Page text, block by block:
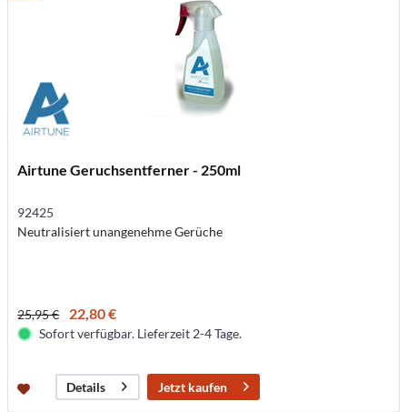
Airtune Geruchsentferner - 250ml
92425
Neutralisiert unangenehme Gerüche
25,95 € 22,80 €
Sofort verfügbar. Lieferzeit 2-4 Tage.
Details Jetzt kaufen